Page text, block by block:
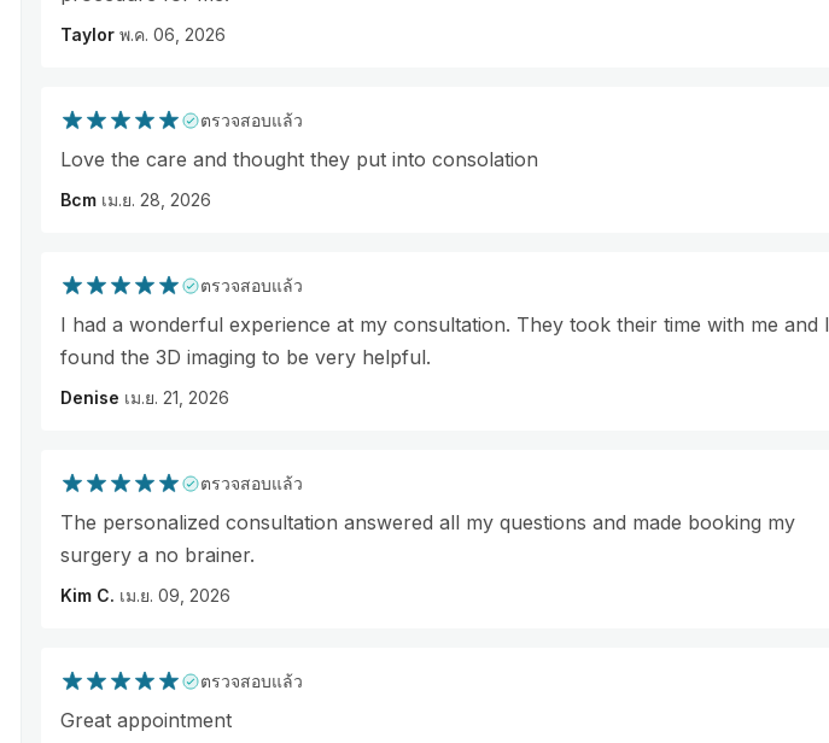
Taylor พ.ค. 06, 2026
ตรวจสอบแล้ว
Love the care and thought they put into consolation
Bcm เม.ย. 28, 2026
ตรวจสอบแล้ว
I had a wonderful experience at my consultation. They took their time with me and I
found the 3D imaging to be very helpful.
Denise เม.ย. 21, 2026
ตรวจสอบแล้ว
The personalized consultation answered all my questions and made booking my
surgery a no brainer.
Kim C. เม.ย. 09, 2026
ตรวจสอบแล้ว
Great appointment